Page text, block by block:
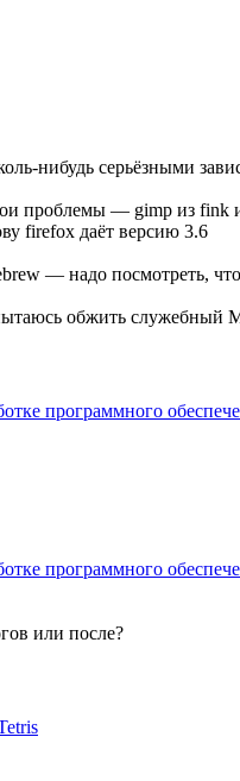
нибудь серьёзными
проблемы — gimp из fink
firefox даёт версию 3.6
— надо посмотреть,
обжить служебный
программного
программного
или после?